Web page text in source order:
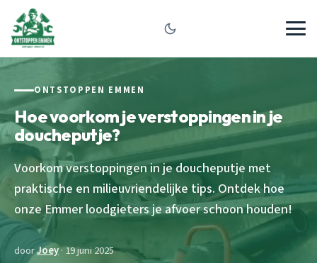
ONTSTOPPEN EMMEN
Hoe voorkom je verstoppingen in je
doucheputje?
Voorkom verstoppingen in je doucheputje met
praktische en milieuvriendelijke tips. Ontdek hoe
onze Emmer loodgieters je afvoer schoon houden!
doorJoey· 19 juni 2025